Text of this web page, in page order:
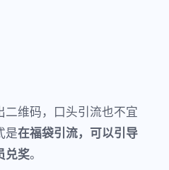
二维码，口头引流也不宜
是在福袋引流，可以引导
兑奖。